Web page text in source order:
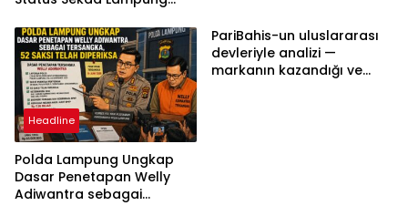
Berdasarkan Aturan,
Bukan Tekanan Opini
Headline
Polda Lampung Ungkap
Dasar Penetapan Welly
Adiwantra sebagai
PariBahis-un uluslararası
devleriyle analizi —
markanın kazandığı ve